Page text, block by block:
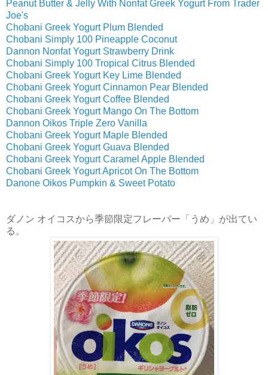
Peanut Butter & Jelly With Nonfat Greek Yogurt From Trader
Joe's
Chobani Greek Yogurt Plum Blended
Chobani Simply 100 Pineapple Coconut
Dannon Nonfat Yogurt Strawberry Drink
Chobani Simply 100 Tropical Citrus Blended
Chobani Greek Yogurt Key Lime Blended
Chobani Greek Yogurt Cinnamon Pear Blended
Chobani Greek Yogurt Coffee Blended
Chobani Greek Yogurt Mango On The Bottom
Dannon Oikos Triple Zero Vanilla
Chobani Greek Yogurt Maple Blended
Chobani Greek Yogurt Guava Blended
Chobani Greek Yogurt Caramel Apple Blended
Chobani Greek Yogurt Apricot On The Bottom
Danone Oikos Pumpkin & Sweet Potato
ダノン オイコスから季節限定フレーバー「うめ」が出てい
る。